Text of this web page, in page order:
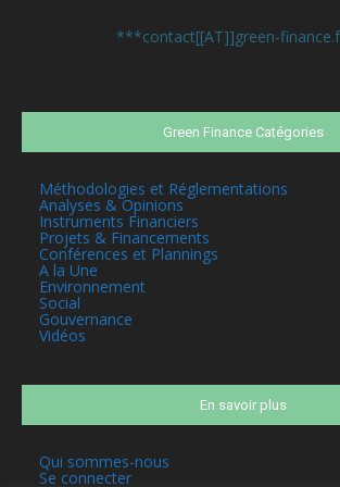
***contact[[AT]]green-
Green Finance Catégories
Méthodologies et Réglementations
Analyses & Opinions
Instruments Financiers
Projets & Financements
Conférences et Plannings
A la Une
Environnement
Social
Gouvernance
Vidéos
En savoir plus
Qui sommes-nous
Se connecter